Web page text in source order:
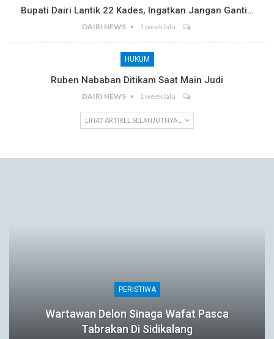
Bupati Dairi Lantik 22 Kades, Ingatkan Jangan Ganti…
DAIRI NEWS 1 week lalu
HUKUM
Ruben Nababan Ditikam Saat Main Judi
DAIRI NEWS 1 week lalu
LIHAT ARTIKEL SELANJUTNYA ...
PERISTIWA
Wartawan Delon Sinaga Wafat Pasca
Tabrakan Di Sidikalang